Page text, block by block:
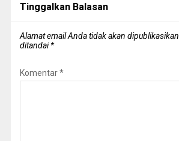
Tinggalkan Balasan
Alamat email Anda tidak akan dipublikasikan.
ditandai*
Komentar*